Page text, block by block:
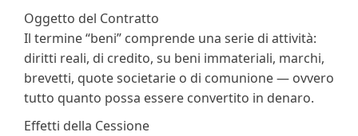
Oggetto del Contratto
Il termine “beni” comprende una serie di attività:
diritti reali, di credito, su beni immateriali, marchi,
brevetti, quote societarie o di comunione — ovvero
tutto quanto possa essere convertito in denaro.
Effetti della Cessione